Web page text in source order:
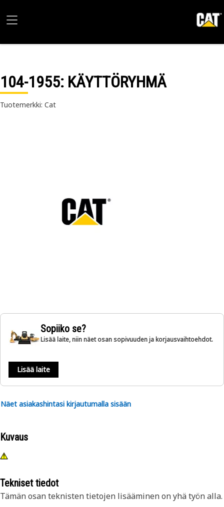
104-1955: KÄYTTÖRYHMÄ
Tuotemerkki: Cat
Sopiiko se?
Lisää laite, niin näet osan sopivuuden ja korjausvaihtoehdot.
Lisää laite
Näet asiakashintasi kirjautumalla sisään
Kuvaus
Tekniset tiedot
Tämän osan teknisten tietojen lisääminen on yhä työn alla.